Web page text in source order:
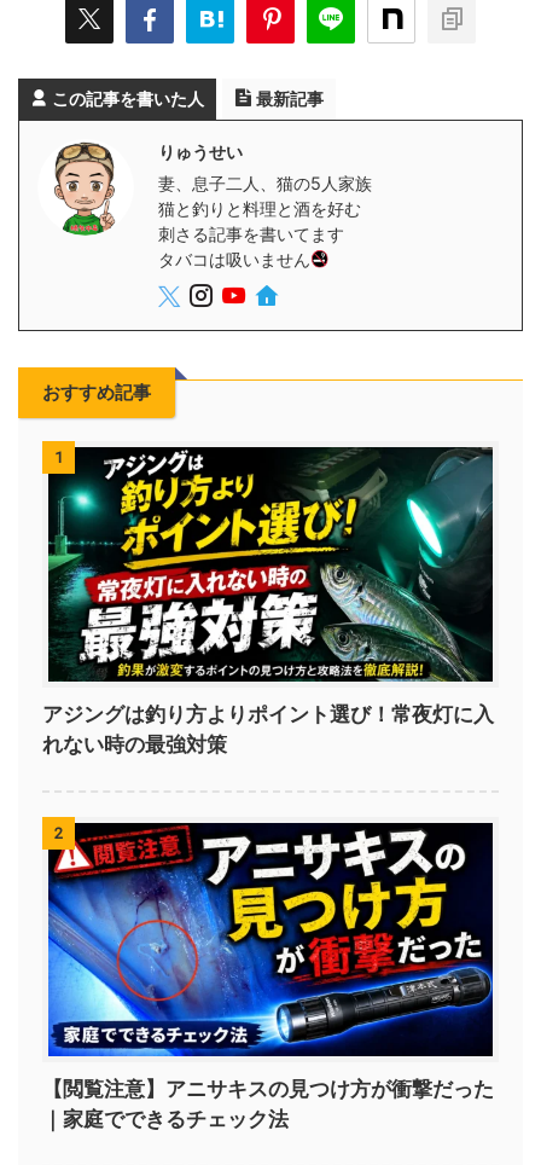
この記事を書いた人 最新記事
りゅうせい
妻、息子二人、猫の5人家族
猫と釣りと料理と酒を好む
刺さる記事を書いてます
タバコは吸いません
おすすめ記事
1
アジングは釣り方よりポイント選び！常夜灯に入
れない時の最強対策
2
【閲覧注意】アニサキスの見つけ方が衝撃だった
｜家庭でできるチェック法